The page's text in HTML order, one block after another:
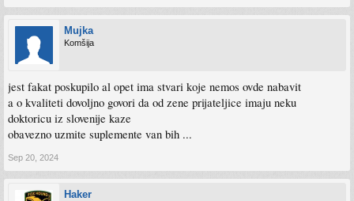
Mujka
Komšija
jest fakat poskupilo al opet ima stvari koje nemos ovde nabavit
a o kvaliteti dovoljno govori da od zene prijateljice imaju neku
doktoricu iz slovenije kaze
obavezno uzmite suplemente van bih ...
Sep 20, 2024
Haker